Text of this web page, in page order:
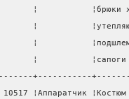
¦           ¦брюки
¦
¦
¦           ¦сапоги
+-----------
10517 ¦Аппаратчик